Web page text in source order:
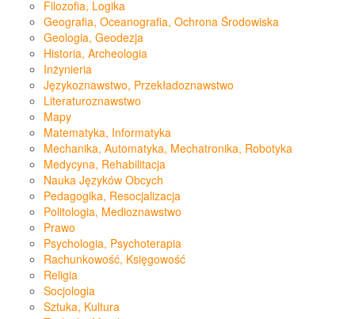
Filozofia, Logika
Geografia, Oceanografia, Ochrona Środowiska
Geologia, Geodezja
Historia, Archeologia
Inżynieria
Językoznawstwo, Przekładoznawstwo
Literaturoznawstwo
Mapy
Matematyka, Informatyka
Mechanika, Automatyka, Mechatronika, Robotyka
Medycyna, Rehabilitacja
Nauka Języków Obcych
Pedagogika, Resocjalizacja
Politologia, Medioznawstwo
Prawo
Psychologia, Psychoterapia
Rachunkowość, Księgowość
Religia
Socjologia
Sztuka, Kultura